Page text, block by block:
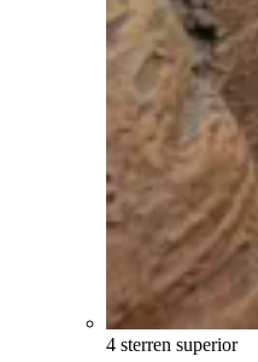
4 sterren superior